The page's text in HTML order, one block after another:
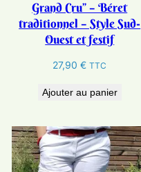
Grand Cru” – Béret
traditionnel – Style Sud-
Ouest et festif
27,90€ TTC
Ajouter au panier